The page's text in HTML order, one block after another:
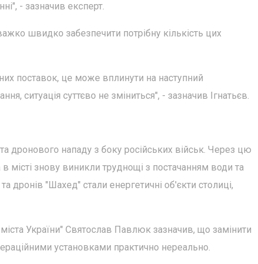
- зазначив експерт.
швидко забезпечити потрібну кількість цих
поставок, це може вплинути на наступний
ситуація суттєво не зміниться", - зазначив Ігнатьєв.
дронового нападу з боку російських військ. Через цю
місті знову виникли труднощі з постачанням води та
дронів "Шахед" стали енергетичні об'єкти столиці,
України" Святослав Павлюк зазначив, що замінити
установками практично нереально.